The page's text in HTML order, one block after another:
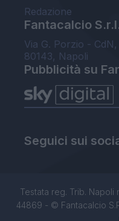
Redazione
Fantacalcio
Via G. Porzio -
80143, Napoli
Pubblicità su
Seguici sui
Testata reg. Trib. Napoli
44869 - © Fantacalcio